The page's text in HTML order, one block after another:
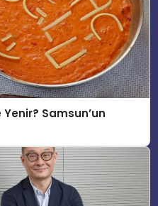
Samsun’un